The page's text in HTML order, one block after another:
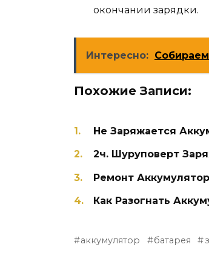
окончании зарядки.
Интересно: Собираем
Похожие Записи:
Не Заряжается
2ч. Шуруповерт
Ремонт
Как Разогнать
аккумулятор батарея